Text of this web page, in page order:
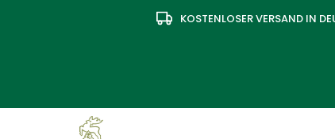
KOSTENLOSER VERSAND IN